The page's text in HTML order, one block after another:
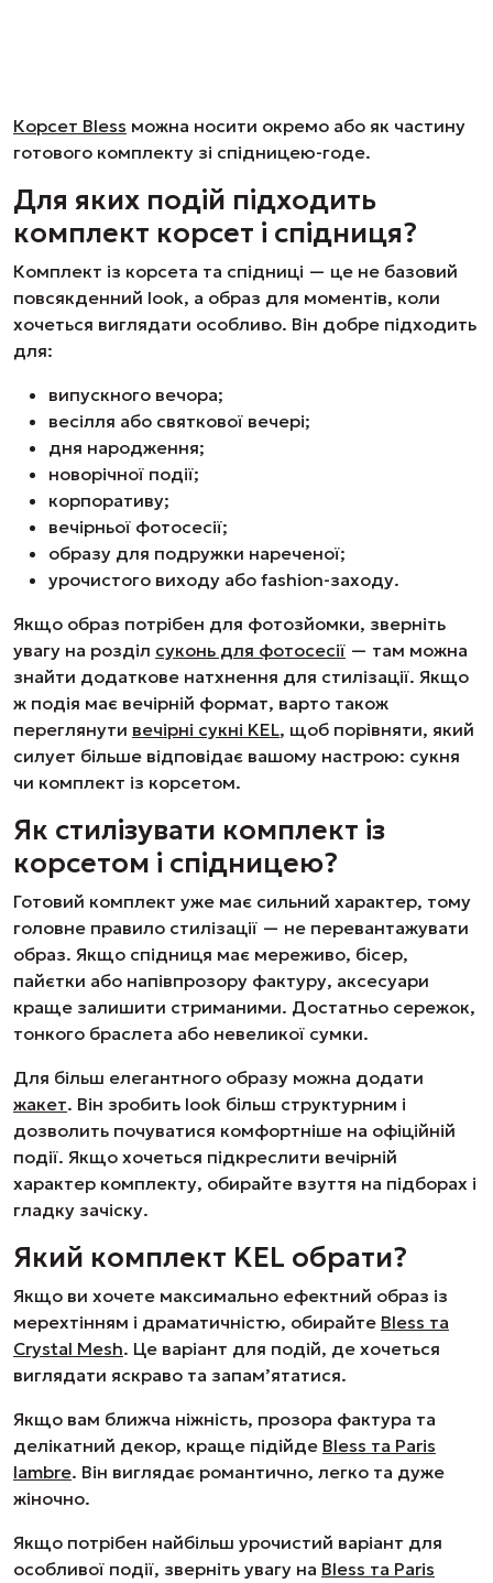
Корсет Bless можна носити окремо або як частину
готового комплекту зі спідницею-годе.
Для яких подій підходить
комплект корсет і спідниця?
Комплект із корсета та спідниці — це не базовий
повсякденний look, а образ для моментів, коли
хочеться виглядати особливо. Він добре підходить
для:
випускного вечора;
весілля або святкової вечері;
дня народження;
новорічної події;
корпоративу;
вечірньої фотосесії;
образу для подружки нареченої;
урочистого виходу або fashion-заходу.
Якщо образ потрібен для фотозйомки, зверніть
увагу на розділ суконь для фотосесії — там можна
знайти додаткове натхнення для стилізації. Якщо
ж подія має вечірній формат, варто також
переглянути вечірні сукні KEL, щоб порівняти, який
силует більше відповідає вашому настрою: сукня
чи комплект із корсетом.
Як стилізувати комплект із
корсетом і спідницею?
Готовий комплект уже має сильний характер, тому
головне правило стилізації — не перевантажувати
образ. Якщо спідниця має мереживо, бісер,
пайєтки або напівпрозору фактуру, аксесуари
краще залишити стриманими. Достатньо сережок,
тонкого браслета або невеликої сумки.
Для більш елегантного образу можна додати
жакет. Він зробить look більш структурним і
дозволить почуватися комфортніше на офіційній
події. Якщо хочеться підкреслити вечірній
характер комплекту, обирайте взуття на підборах і
гладку зачіску.
Який комплект KEL обрати?
Якщо ви хочете максимально ефектний образ із
мерехтінням і драматичністю, обирайте Bless та
Crystal Mesh. Це варіант для подій, де хочеться
виглядати яскраво та запам’ятатися.
Якщо вам ближча ніжність, прозора фактура та
делікатний декор, краще підійде Bless та Paris
lambre. Він виглядає романтично, легко та дуже
жіночно.
Якщо потрібен найбільш урочистий варіант для
особливої події, зверніть увагу на Bless та Paris